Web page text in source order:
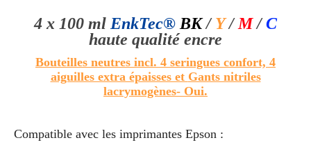
4 x 100 ml EnkTec® BK/Y/M/C
haute qualitéencre
Bouteilles neutres incl. 4 seringues confort, 4
aiguilles extra épaisses et Gants nitriles
lacrymogènes- Oui.
Compatible avec les imprimantes Epson :